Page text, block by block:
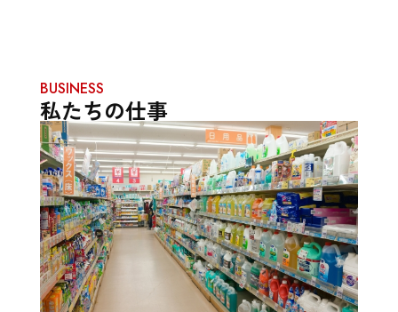
BUSINESS
私たちの仕事